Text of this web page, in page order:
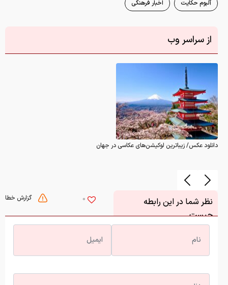
آلبوم حکایت اخبار فرهنگی
از سراسر وب
دانلود عکس/ زیباترین لوکیشن‌های عکاسی در جهان
گزارش خطا 0
نظر شما در این رابطه
چیست